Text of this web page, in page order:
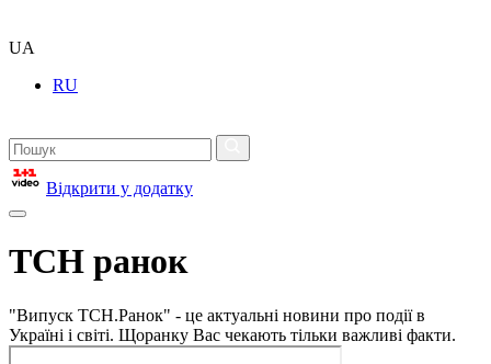
UA
RU
Відкрити у додатку
ТСН ранок
"Випуск ТСН.Ранок" - це актуальні новини про події в
Україні і світі. Щоранку Вас чекають тільки важливі факти.